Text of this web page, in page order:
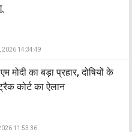
2026 14:34:49
मोदी का बड़ा प्रहार, दोषियों के
कोर्ट का ऐलान
11:53:36